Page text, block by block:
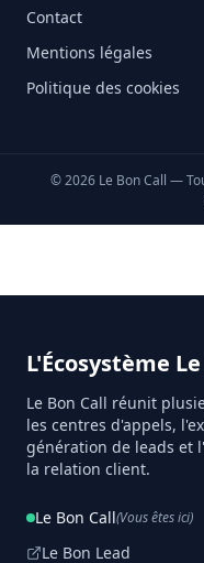
Contact
Mentions légales
Politique des cookies
©2026 Le Bon Call —
L'Écosystème
Le Bon Call réunit
les centres d'appels,
génération de leads et
la relation client.
Le Bon Call(Vous êtes ici)
Le Bon Lead